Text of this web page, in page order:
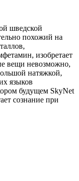
шведской
похожий на
изобретает
вещи невозможно,
натяжкой,
языков
будущем SkyNet
сознание при